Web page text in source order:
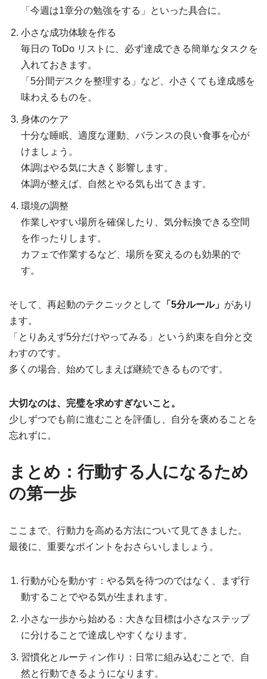
「今週は1章分の勉強をする」といった具合に。
小さな成功体験を作る
毎日の ToDo リストに、必ず達成できる簡単なタスクを
入れておきます。
「5分間デスクを整理する」など、小さくても達成感を
味わえるものを。
身体のケア
十分な睡眠、適度な運動、バランスの良い食事を心が
けましょう。
体調はやる気に大きく影響します。
体調が整えば、自然とやる気も出てきます。
環境の調整
作業しやすい場所を確保したり、気分転換できる空間
を作ったりします。
カフェで作業するなど、場所を変えるのも効果的で
す。
そして、再起動のテクニックとして 「5分ルール」 があり
ます。
「とりあえず5分だけやってみる」という約束を自分と交
わすのです。
多くの場合、始めてしまえば継続できるものです。
大切なのは、完璧を求めすぎないこと。
少しずつでも前に進むことを評価し、自分を褒めることを
忘れずに。
まとめ：行動する人になるため
の第一歩
ここまで、行動力を高める方法について見てきました。
最後に、重要なポイントをおさらいしましょう。
行動が心を動かす：やる気を待つのではなく、まず行
動することでやる気が生まれます。
小さな一歩から始める：大きな目標は小さなステップ
に分けることで達成しやすくなります。
習慣化とルーティン作り：日常に組み込むことで、自
然と行動できるようになります。